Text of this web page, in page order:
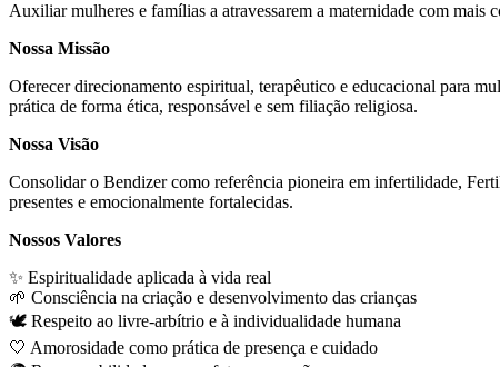
Auxiliar mulheres e famílias a atravessarem a maternidade com
Nossa Missão
Oferecer direcionamento espiritual, terapêutico e educacional para
prática de forma ética, responsável e sem filiação religiosa.
Nossa Visão
Consolidar o Bendizer como referência pioneira em infertilidade,
presentes e emocionalmente fortalecidas.
Nossos Valores
✨ Espiritualidade aplicada à vida real
🌱 Consciência na criação e desenvolvimento das crianças
🕊️ Respeito ao livre-arbítrio e à individualidade humana
🤍 Amorosidade como prática de presença e cuidado